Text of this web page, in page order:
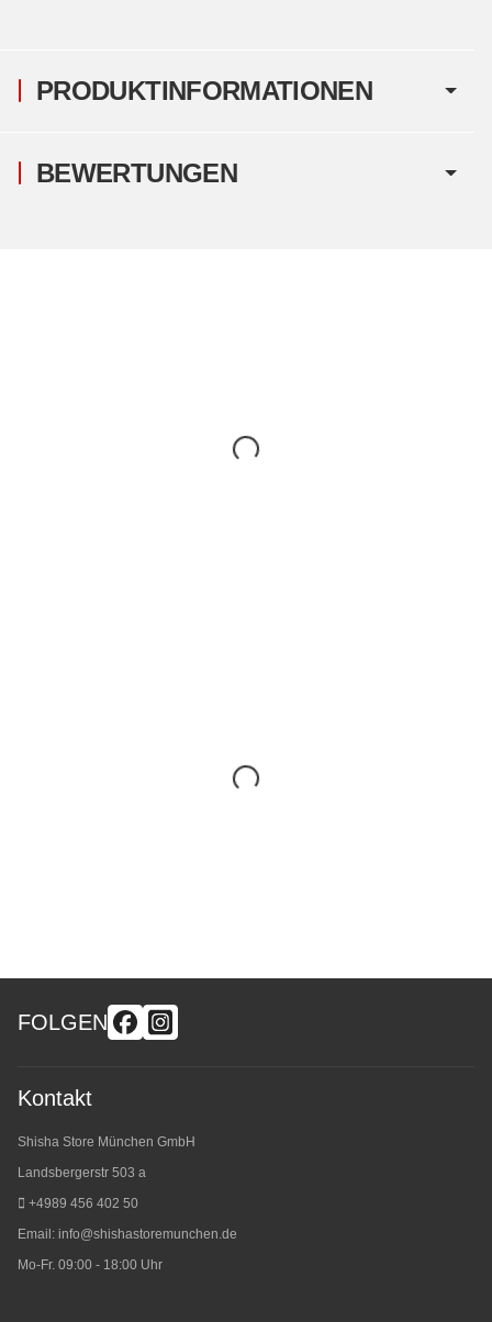
PRODUKTINFORMATIONEN
BEWERTUNGEN
FOLGEN
Kontakt
Shisha Store München GmbH
Landsbergerstr 503 a
+4989 456 402 50
Email: info@shishastoremunchen.de
Mo-Fr. 09:00 - 18:00 Uhr